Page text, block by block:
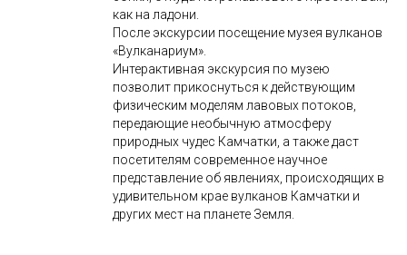
как на ладони.
После экскурсии посещение музея вулканов
«Вулканариум».
Интерактивная экскурсия по музею
позволит прикоснуться к действующим
физическим моделям лавовых потоков,
передающие необычную атмосферу
природных чудес Камчатки, а также даст
посетителям современное научное
представление об явлениях, происходящих в
удивительном крае вулканов Камчатки и
других мест на планете Земля.